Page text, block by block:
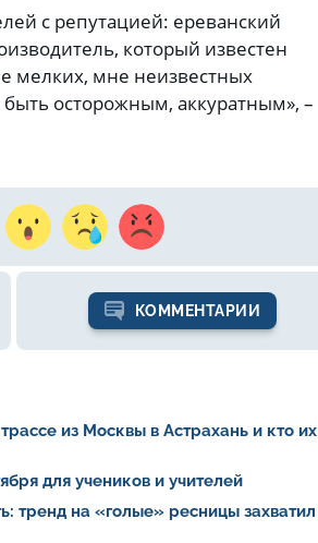
с репутацией: ереванский
который известен
мелких, мне неизвестных
осторожным, аккуратным», –
КОММЕНТАРИИ
из Москвы в Астрахань и кто их
для учеников и учителей
тренд на «голые» ресницы захватил